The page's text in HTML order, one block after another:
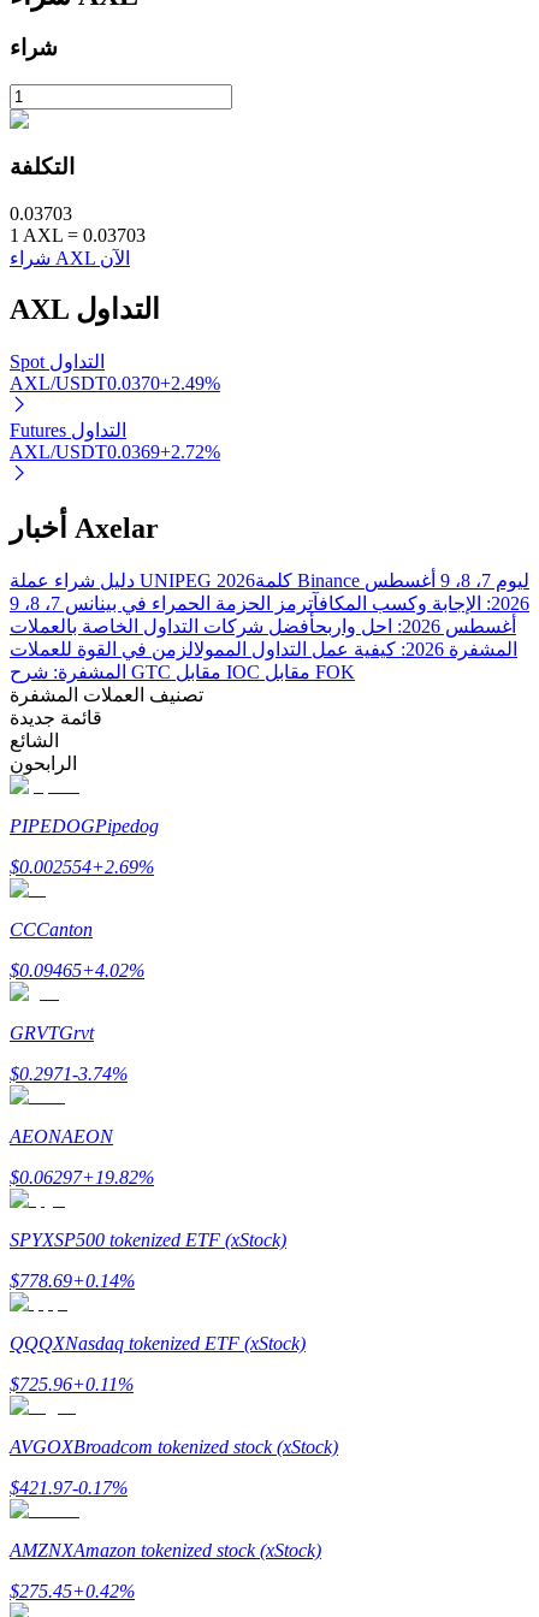
الاستثمار التلقائي
احصل على أرباح طويلة الأجل وفوائد مرنة
تعلم الستاكينغ
تعرف على كيفية كسب الدخل السلبي
Bitrue
AI
شركاء بيترو
الإحالة
شراء
التكلفة
0.03703
1 AXL = 0.03703
شراء AXL الآن
AXL التداول
Spot التداول
AXL/USDT0.0370+2.49%
Futures التداول
AXL/USDT0.0369+2.72%
أخبار Axelar
دليل شراء عملة UNIPEG 2026كلمة Binance ليوم 7، 8، 9 أغسطس
2026: الإجابة وكسب المكافآت
رمز الحزمة الحمراء في بينانس 7، 8، 9
أغسطس 2026: احل واربح
أفضل شركات التداول الخاصة بالعملات
المشفرة 2026: كيفية عمل التداول الممول
الزمن في القوة للعملات
المشفرة: شرح GTC مقابل IOC مقابل FOK
تصنيف العملات المشفرة
قائمة جديدة
الشائع
الرابحون
PIPEDOGPipedog
$0.002554+2.69%
CCCanton
$0.09465+4.02%
GRVTGrvt
$0.2971-3.74%
AEONAEON
$0.06297+19.82%
SPYXSP500 tokenized ETF (xStock)
$778.69+0.14%
QQQXNasdaq tokenized ETF (xStock)
$725.96+0.11%
AVGOXBroadcom tokenized stock (xStock)
$421.97-0.17%
AMZNXAmazon tokenized stock (xStock)
$275.45+0.42%